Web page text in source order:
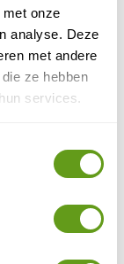
onze
analyse. Deze
met andere
ze hebben
services.
Lapland
in winters
over de